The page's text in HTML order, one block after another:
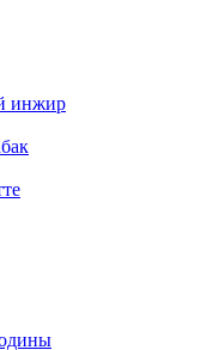
инжир